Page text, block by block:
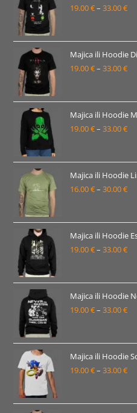
do
19.00€– 33.00€
do
Majica ili Hoodie
19.00€– 33.00€
do
Majica ili Hoodie
19.00€– 33.00€
do
Majica ili Hoodie
16.00€– 30.00€
do
Majica ili Hoodie
19.00€– 33.00€
do
Majica ili Hoodie
19.00€– 33.00€
do
Majica ili Hoodie
19.00€– 33.00€